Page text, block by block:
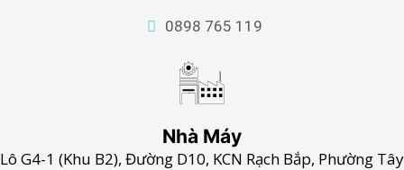
0898 765 119
Nhà Máy
Lô G4-1 (Khu B2), Đường D10, KCN Rạch Bắp, Phường Tây